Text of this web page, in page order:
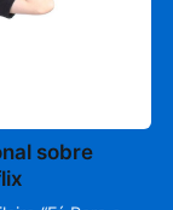
sobre